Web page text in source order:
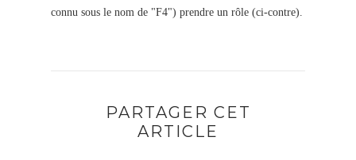
connu sous le nom de "F4") prendre un rôle (ci-contre).
PARTAGER CET
ARTICLE